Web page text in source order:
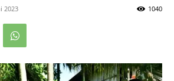
2023 1040